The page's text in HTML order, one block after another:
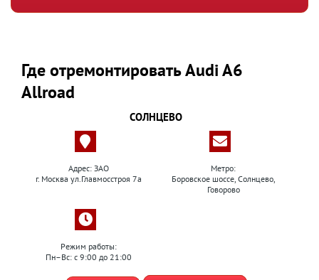
Где отремонтировать Audi A6
Allroad
СОЛНЦЕВО
Адрес: ЗАО
г. Москва ул.Главмосстроя 7а
Метро:
Боровское шоссе, Солнцево,
Говорово
Режим работы:
Пн–Вс: с 9:00 до 21:00